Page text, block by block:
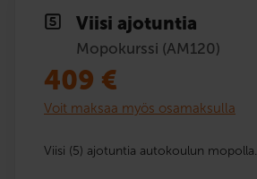
Viisi ajotuntia
Mopokurssi (AM120)
409 €
Voit maksaa myös osamaksulla
Viisi (5) ajotuntia autokoulun mopolla.